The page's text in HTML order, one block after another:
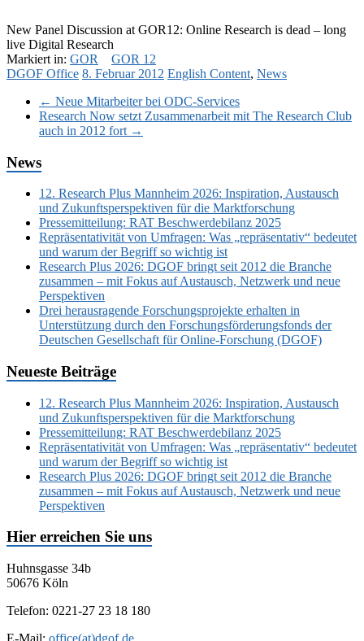
New Panel Discussion at GOR12: Online Research is dead – long
live Digital Research
Markiert in: GOR
GOR 12
DGOF Office 8. Februar 2012 English Content, News
← Neue Mitarbeiter bei ODC-Services
Research Now setzt Zusammenarbeit mit The Research Club
auch in 2012 fort →
News
12. Research Plus Mannheim 2026: Inspiration, Austausch
und Zukunftsperspektiven für die Marktforschung
Pressemitteilung: RAT Beschwerdebilanz 2025
Repräsentativität von Umfragen: Was „repräsentativ“ bedeutet
und warum der Begriff so wichtig ist
Research Plus 2026: DGOF bringt seit 2012 die Branche
zusammen – mit Fokus auf Austausch, Netzwerk und neue
Perspektiven
Drei herausragende Forschungsprojekte erhalten in
Unterstützung durch den Forschungsförderungsfonds der
Deutschen Gesellschaft für Online-Forschung (DGOF)
Neueste Beiträge
12. Research Plus Mannheim 2026: Inspiration, Austausch
und Zukunftsperspektiven für die Marktforschung
Pressemitteilung: RAT Beschwerdebilanz 2025
Repräsentativität von Umfragen: Was „repräsentativ“ bedeutet
und warum der Begriff so wichtig ist
Research Plus 2026: DGOF bringt seit 2012 die Branche
zusammen – mit Fokus auf Austausch, Netzwerk und neue
Perspektiven
Hier erreichen Sie uns
Huhnsgasse 34b
50676 Köln
Telefon: 0221-27 23 18 180